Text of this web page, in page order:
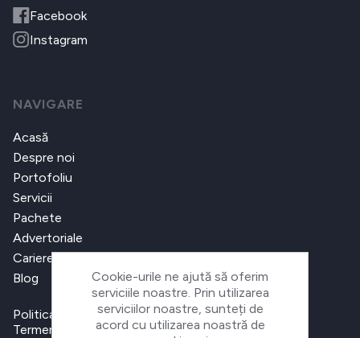
Facebook
Instagram
NAVIGARE
Acasă
Despre noi
Portofoliu
Servicii
Pachete
Advertoriale
Cariere
Blog
Politica de confidențialitate
Termeni și condiții
Cookie-urile ne ajută să oferim
serviciile noastre. Prin utilizarea
serviciilor noastre, sunteți de
acord cu utilizarea noastră de